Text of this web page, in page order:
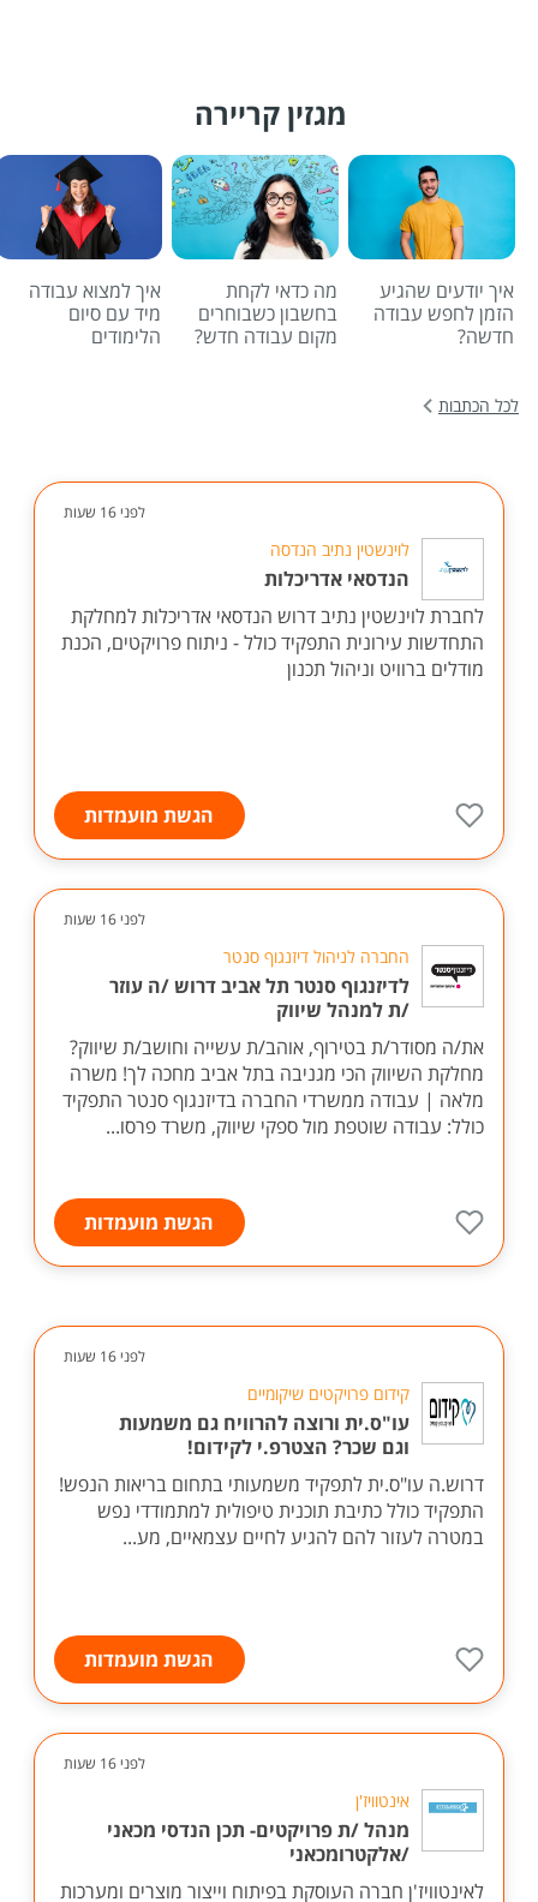
מגזין קריירה
איך יודעים שהגיע
הזמן לחפש עבודה
חדשה?
מה כדאי לקחת
בחשבון כשבוחרים
מקום עבודה חדש?
איך למצוא עבודה
מיד עם סיום
הלימודים
לכל הכתבות
לפני 16 שעות
לוינשטין נתיב הנדסה
הנדסאי אדריכלות
לחברת לוינשטין נתיב דרוש הנדסאי אדריכלות למחלקת
התחדשות עירונית התפקיד כולל - ניתוח פרויקטים, הכנת
מודלים ברוויט וניהול תכנון
הגשת מועמדות
לפני 16 שעות
החברה לניהול דיזנגוף סנטר
לדיזנגוף סנטר תל אביב דרוש /ה עוזר
/ת למנהל שיווק
את/ה מסודר/ת בטירוף, אוהב/ת עשייה וחושב/ת שיווק?
מחלקת השיווק הכי מגניבה בתל אביב מחכה לך! משרה
מלאה | עבודה ממשרדי החברה בדיזנגוף סנטר התפקיד
כולל: עבודה שוטפת מול ספקי שיווק, משרד פרסו...
הגשת מועמדות
לפני 16 שעות
קידום פרויקטים שיקומיים
עו"ס.ית ורוצה להרוויח גם משמעות
וגם שכר? הצטרפ.י לקידום!
דרוש.ה עו"ס.ית לתפקיד משמעותי בתחום בריאות הנפש!
התפקיד כולל כתיבת תוכנית טיפולית למתמודדי נפש
במטרה לעזור להם להגיע לחיים עצמאיים, מע...
הגשת מועמדות
לפני 16 שעות
אינטוויז'ן
מנהל /ת פרויקטים- תכן הנדסי מכאני
/אלקטרומכאני
לאינטוויז'ן חברה העוסקת בפיתוח וייצור מוצרים ומערכות